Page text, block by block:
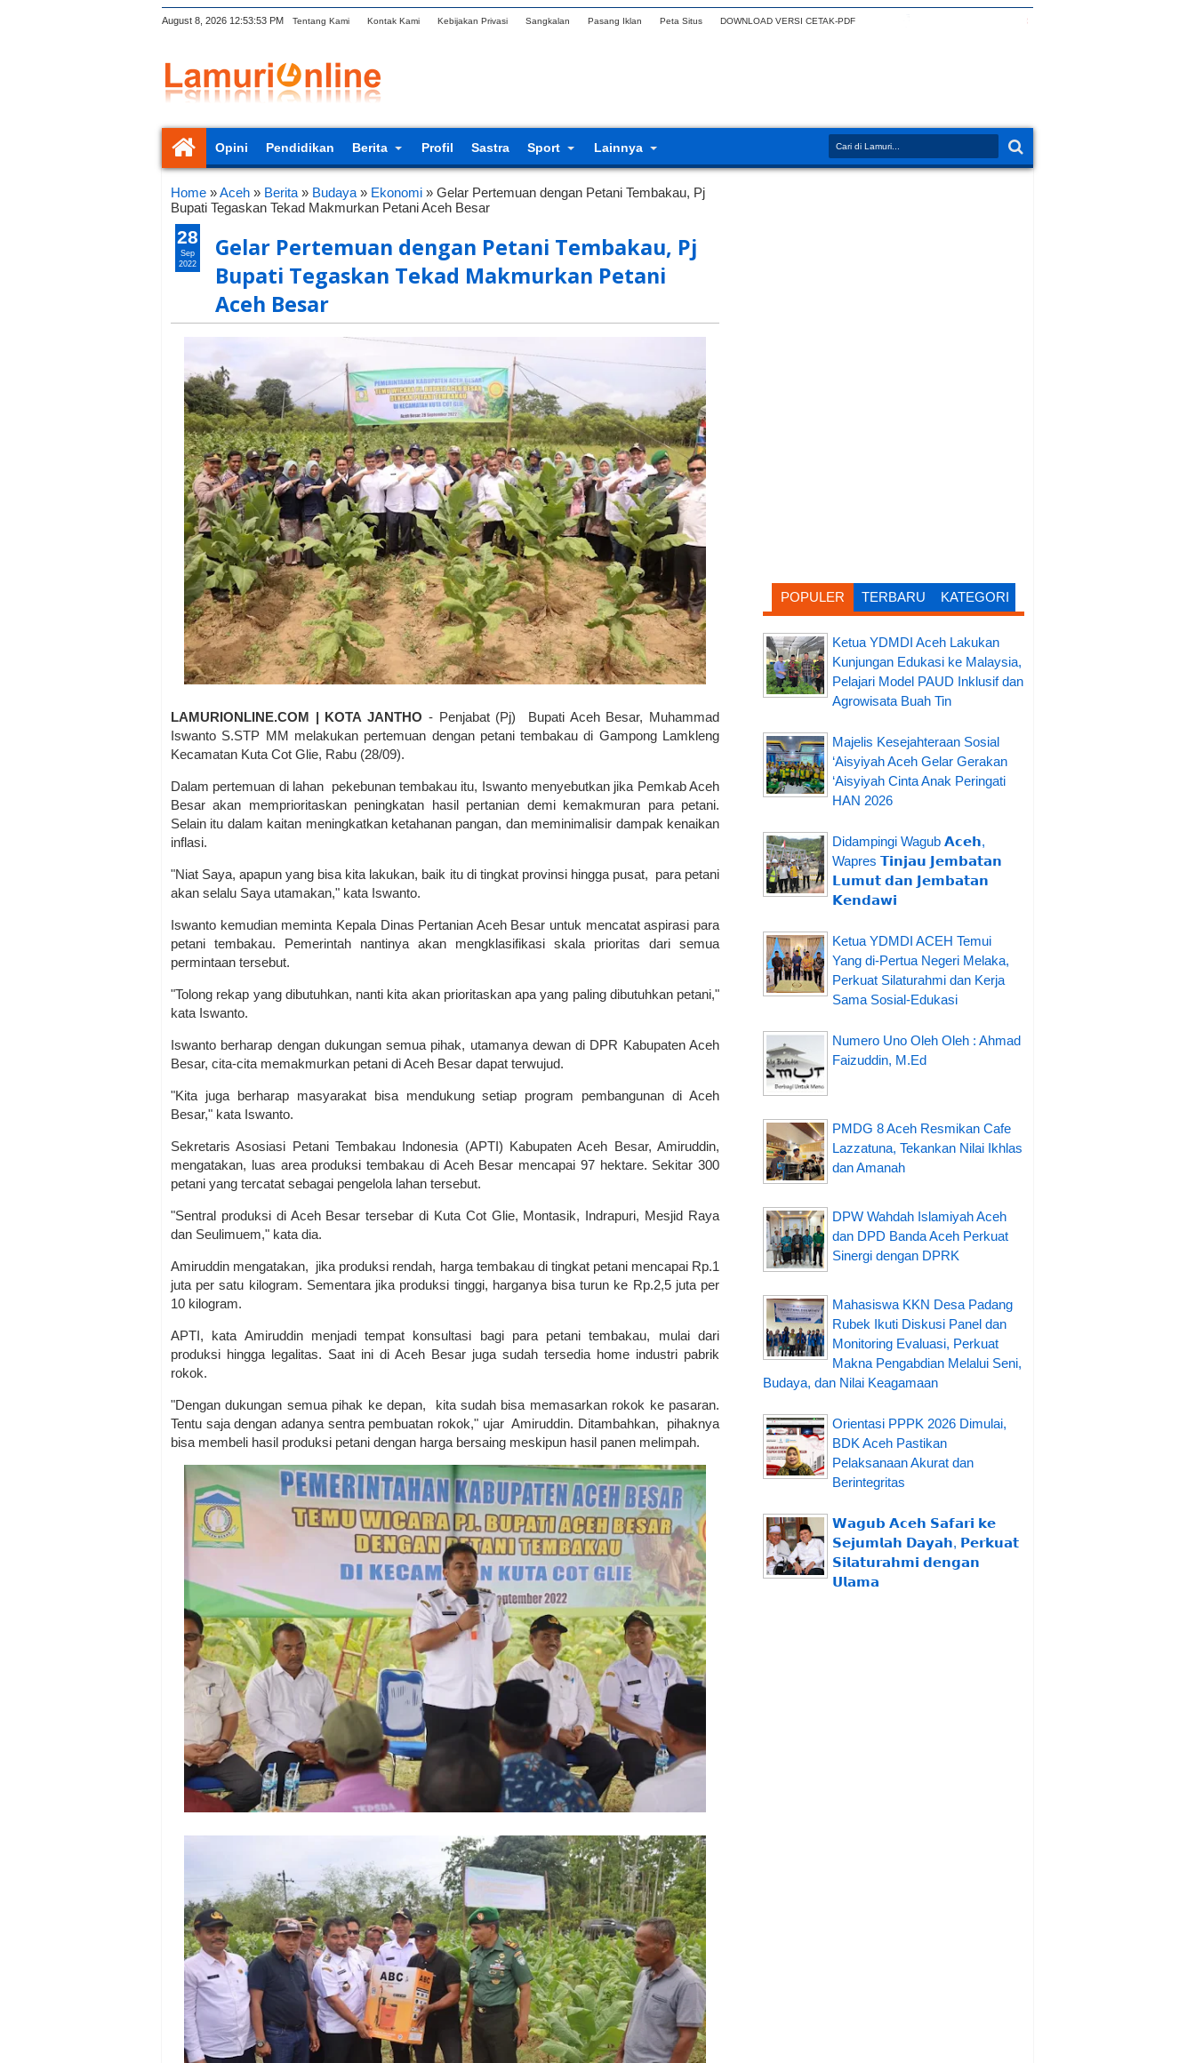
August 8, 2026 12:53:54 PM Tentang Kami Kontak Kami Kebijakan Privasi Sangkalan Pasang Iklan Peta Situs DOWNLOAD VERSI CETAK-PDF
Opini Pendidikan Berita Profil Sastra Sport Lainnya
Home »Aceh » Berita » Budaya » Ekonomi » Gelar Pertemuan dengan Petani Tembakau, Pj
Bupati Tegaskan Tekad Makmurkan Petani Aceh Besar
Gelar Pertemuan dengan Petani Tembakau, Pj
Bupati Tegaskan Tekad Makmurkan Petani
Aceh Besar
LAMURIONLINE.COM | KOTA JANTHO - Penjabat (Pj) Bupati Aceh Besar, Muhammad
Iswanto S.STP MM melakukan pertemuan dengan petani tembakau di Gampong Lamkleng
Kecamatan Kuta Cot Glie, Rabu (28/09).
Dalam pertemuan di lahan pekebunan tembakau itu, Iswanto menyebutkan jika Pemkab Aceh
Besar akan memprioritaskan peningkatan hasil pertanian demi kemakmuran para petani.
Selain itu dalam kaitan meningkatkan ketahanan pangan, dan meminimalisir dampak kenaikan
inflasi.
"Niat Saya, apapun yang bisa kita lakukan, baik itu di tingkat provinsi hingga pusat, para petani
akan selalu Saya utamakan," kata Iswanto.
Iswanto kemudian meminta Kepala Dinas Pertanian Aceh Besar untuk mencatat aspirasi para
petani tembakau. Pemerintah nantinya akan mengklasifikasi skala prioritas dari semua
permintaan tersebut.
"Tolong rekap yang dibutuhkan, nanti kita akan prioritaskan apa yang paling dibutuhkan petani,"
kata Iswanto.
Iswanto berharap dengan dukungan semua pihak, utamanya dewan di DPR Kabupaten Aceh
Besar, cita-cita memakmurkan petani di Aceh Besar dapat terwujud.
"Kita juga berharap masyarakat bisa mendukung setiap program pembangunan di Aceh
Besar," kata Iswanto.
Sekretaris Asosiasi Petani Tembakau Indonesia (APTI) Kabupaten Aceh Besar, Amiruddin,
mengatakan, luas area produksi tembakau di Aceh Besar mencapai 97 hektare. Sekitar 300
petani yang tercatat sebagai pengelola lahan tersebut.
"Sentral produksi di Aceh Besar tersebar di Kuta Cot Glie, Montasik, Indrapuri, Mesjid Raya
dan Seulimuem," kata dia.
Amiruddin mengatakan, jika produksi rendah, harga tembakau di tingkat petani mencapai Rp.1
juta per satu kilogram. Sementara jika produksi tinggi, harganya bisa turun ke Rp.2,5 juta per
10 kilogram.
APTI, kata Amiruddin menjadi tempat konsultasi bagi para petani tembakau, mulai dari
produksi hingga legalitas. Saat ini di Aceh Besar juga sudah tersedia home industri pabrik
rokok.
"Dengan dukungan semua pihak ke depan, kita sudah bisa memasarkan rokok ke pasaran.
Tentu saja dengan adanya sentra pembuatan rokok," ujar Amiruddin. Ditambahkan, pihaknya
bisa membeli hasil produksi petani dengan harga bersaing meskipun hasil panen melimpah.
28
Sep
2022
POPULER TERBARU KATEGORI
Ketua YDMDI Aceh Lakukan
Kunjungan Edukasi ke Malaysia,
Pelajari Model PAUD Inklusif dan
Agrowisata Buah Tin
Majelis Kesejahteraan Sosial
‘Aisyiyah Aceh Gelar Gerakan
‘Aisyiyah Cinta Anak Peringati
HAN 2026
Didampingi Wagub 𝗔𝗰𝗲𝗵,
Wapres 𝗧𝗶𝗻𝗷𝗮𝘂 𝗝𝗲𝗺𝗯𝗮𝘁𝗮𝗻
𝗟𝘂𝗺𝘂𝘁 𝗱𝗮𝗻 𝗝𝗲𝗺𝗯𝗮𝘁𝗮𝗻
𝗞𝗲𝗻𝗱𝗮𝘄𝗶
Ketua YDMDI ACEH Temui
Yang di-Pertua Negeri Melaka,
Perkuat Silaturahmi dan Kerja
Sama Sosial-Edukasi
Numero Uno Oleh Oleh : Ahmad
Faizuddin, M.Ed
PMDG 8 Aceh Resmikan Cafe
Lazzatuna, Tekankan Nilai Ikhlas
dan Amanah
DPW Wahdah Islamiyah Aceh
dan DPD Banda Aceh Perkuat
Sinergi dengan DPRK
Mahasiswa KKN Desa Padang
Rubek Ikuti Diskusi Panel dan
Monitoring Evaluasi, Perkuat
Makna Pengabdian Melalui Seni,
Budaya, dan Nilai Keagamaan
Orientasi PPPK 2026 Dimulai,
BDK Aceh Pastikan
Pelaksanaan Akurat dan
Berintegritas
𝗪𝗮𝗴𝘂𝗯 𝗔𝗰𝗲𝗵 𝗦𝗮𝗳𝗮𝗿𝗶 𝗸𝗲
𝗦𝗲𝗷𝘂𝗺𝗹𝗮𝗵 𝗗𝗮𝘆𝗮𝗵, 𝗣𝗲𝗿𝗸𝘂𝗮𝘁
𝗦𝗶𝗹𝗮𝘁𝘂𝗿𝗮𝗵𝗺𝗶 𝗱𝗲𝗻𝗴𝗮𝗻
𝗨𝗹𝗮𝗺𝗮